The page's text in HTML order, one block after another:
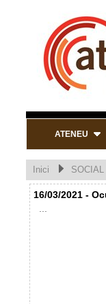
ATENEU
Inici SOCIAL
16/03/2021 -